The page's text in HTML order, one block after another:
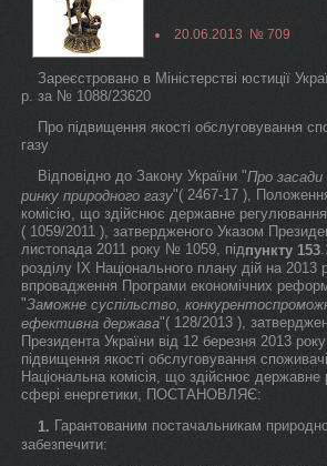
20.06.2013 № 709
Зареєстровано в Міністерстві юстиції
р. за № 1088/23620
Про підвищення якості обслуговування
газу
Відповідно до Закону України "Про засади
ринку природного газу"( 2467-17 ),
комісію, що здійснює державне
( 1059/2011 ), затвердженого Указом
листопада 2011 року № 1059, підпункту 153
розділу IX Національного плану дій на 2013
впровадження Програми економічних
"Заможне суспільство,
ефективна держава"( 128/2013 ),
Президента України від 12 березня 2013
підвищення якості обслуговування
Національна комісія, що здійснює
сфері енергетики, ПОСТАНОВЛЯЄ:
1. Гарантованим постачальникам
забезпечити: